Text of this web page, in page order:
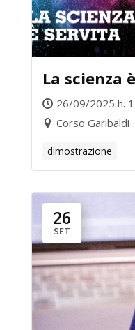
La scienza
26/09/2025 h.
Corso Garibaldi
dimostrazione
26
SET